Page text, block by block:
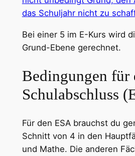
das Schuljahr nicht zu
Bei einer 5 im E-Kurs wird
Grund-Ebene gerechnet.
Bedingungen für
Schulabschluss
Für den ESA brauchst du
Schnitt von 4 in den
und Mathe. Die anderen